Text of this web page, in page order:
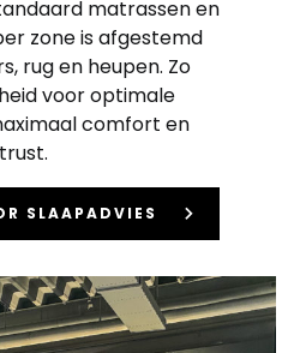
matrassen en
zone is afgestemd
rug en heupen. Zo
voor optimale
comfort en
SLAAPADVIES keyboard_arrow_right